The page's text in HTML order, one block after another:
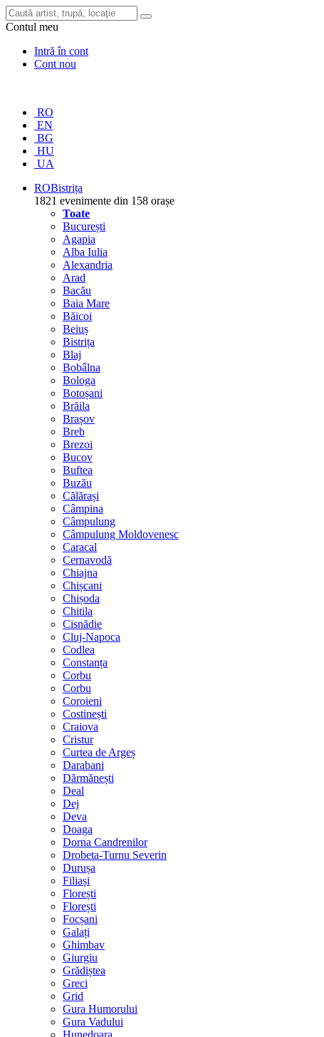
Contul meu
Intră în cont
Cont nou
RO
EN
BG
HU
UA
ROBistrița
1821 evenimente din 158 orașe
Toate
București
Agapia
Alba Iulia
Alexandria
Arad
Bacău
Baia Mare
Băicoi
Beiuș
Bistrița
Blaj
Bobâlna
Bologa
Botoșani
Brăila
Brașov
Breb
Brezoi
Bucov
Buftea
Buzău
Călărași
Câmpina
Câmpulung
Câmpulung Moldovenesc
Caracal
Cernavodă
Chiajna
Chișcani
Chișoda
Chitila
Cisnădie
Cluj-Napoca
Codlea
Constanța
Corbu
Corbu
Coroieni
Costinești
Craiova
Cristur
Curtea de Argeș
Darabani
Dărmănești
Deal
Dej
Deva
Doaga
Dorna Candrenilor
Drobeta-Turnu Severin
Durușa
Filiași
Florești
Florești
Focșani
Galați
Ghimbav
Giurgiu
Grădiștea
Greci
Grid
Gura Humorului
Gura Vadului
Hunedoara